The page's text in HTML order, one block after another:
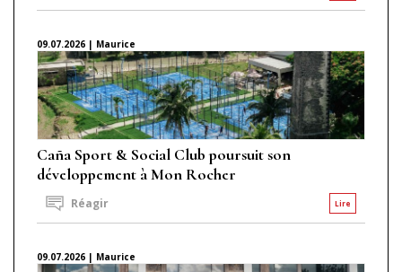
09.07.2026 | Maurice
Caña Sport & Social Club poursuit son
développement à Mon Rocher
Lire
Réagir
09.07.2026 | Maurice